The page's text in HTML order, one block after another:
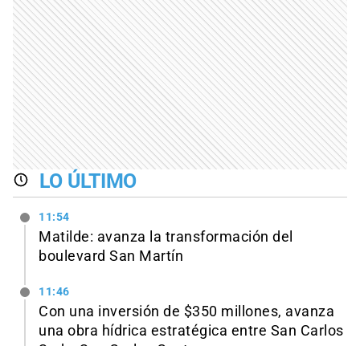
LO ÚLTIMO
11:54
Matilde: avanza la transformación del
boulevard San Martín
11:46
Con una inversión de $350 millones, avanza
una obra hídrica estratégica entre San Carlos